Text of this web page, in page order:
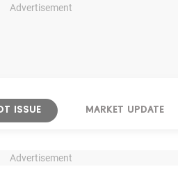
Advertisement
ISSUE MARKET UPDATE
Advertisement